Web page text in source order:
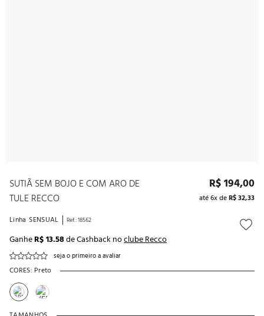
SUTIÃ SEM BOJO E COM ARO DE
TULE RECCO
R$194,00
até6x deR$32,33
Linha SENSUAL Ref.:18562
GanheR$ 13.58de Cashback noclube Recco
seja o primeiro a avaliar
CORES: Preto